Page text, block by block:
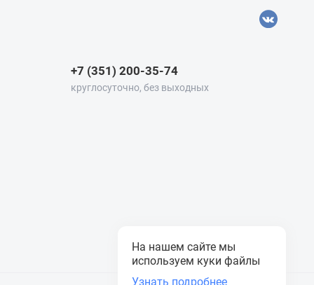
+7 (351) 200-35-74
круглосуточно, без выходных
На нашем сайте мы
используем куки файлы
Узнать подробнее